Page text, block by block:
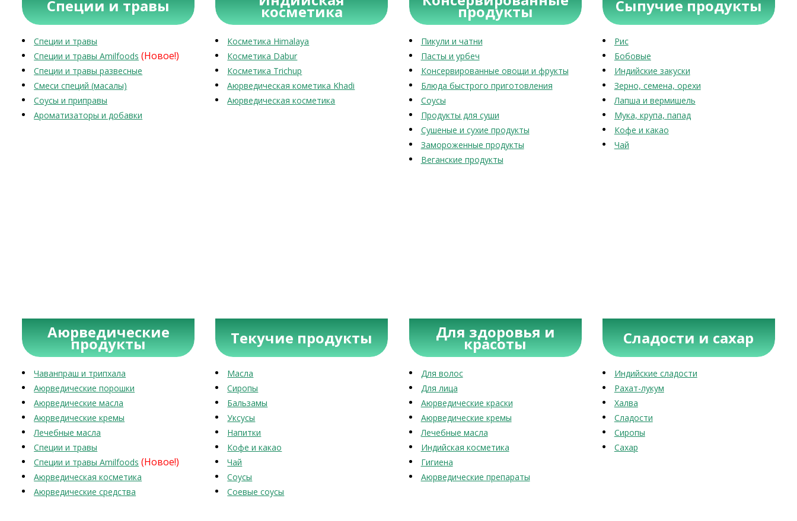
Специи и травы
Специи и травы
Специи и травы Amilfoods (Новое!)
Специи и травы развесные
Смеси специй (масалы)
Соусы и приправы
Ароматизаторы и добавки
косметика
Косметика Himalaya
Косметика Dabur
Косметика Trichup
Аюрведическая кометика Khadi
Аюрведическая косметика
продукты
Пикули и чатни
Пасты и урбеч
Консервированные овощи и фрукты
Блюда быстрого приготовления
Соусы
Продукты для суши
Сушеные и сухие продукты
Замороженные продукты
Веганские продукты
Сыпучие продукты
Рис
Бобовые
Индийские закуски
Зерно, семена, орехи
Лапша и вермишель
Мука, крупа, папад
Кофе и какао
Чай
Аюрведические
продукты
Чаванпраш и трипхала
Аюрведические порошки
Аюрведические масла
Аюрведические кремы
Лечебные масла
Специи и травы
Специи и травы Amilfoods (Новое!)
Аюрведическая косметика
Аюрведические средства
Текучие продукты
Масла
Сиропы
Бальзамы
Уксусы
Напитки
Кофе и какао
Чай
Соусы
Соевые соусы
Для здоровья и
красоты
Для волос
Для лица
Аюрведические краски
Аюрведические кремы
Лечебные масла
Индийская косметика
Гигиена
Аюрведические препараты
Сладости и сахар
Индийские сладости
Рахат-лукум
Халва
Сладости
Сиропы
Сахар